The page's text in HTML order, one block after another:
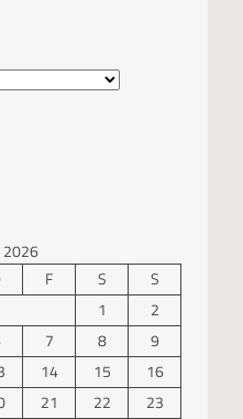
2026
F S
S
1
2
7 8
9
14 15
16
21 22
23